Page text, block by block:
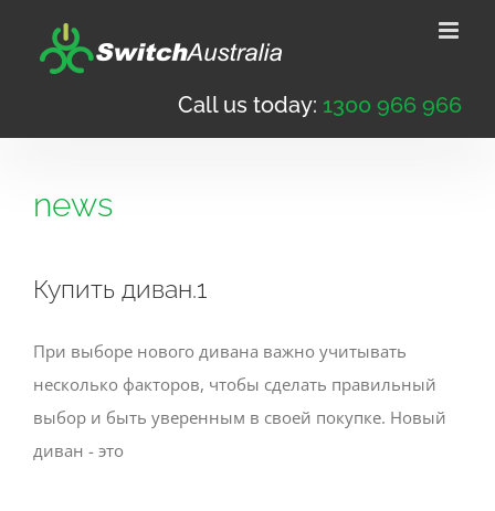
Call us today: 1300 966 966
news
Купить диван.1
При выборе нового дивана важно учитывать
несколько факторов, чтобы сделать правильный
выбор и быть уверенным в своей покупке. Новый
диван - это